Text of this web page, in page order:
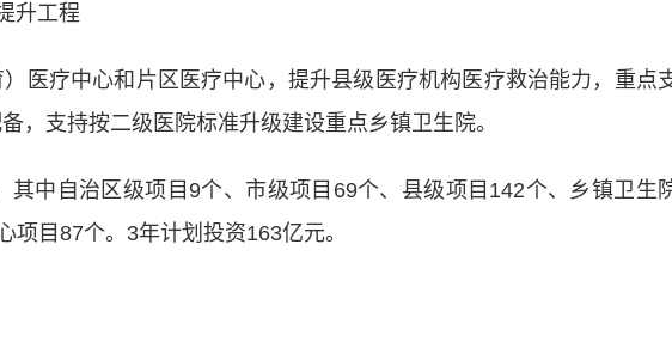
升工程
疗中心和片区医疗中心，提升县级医疗机构医疗救治能力，重点
，支持按二级医院标准升级建设重点乡镇卫生院。
中自治区级项目9个、市级项目69个、县级项目142个、乡镇卫生
项目87个。3年计划投资163亿元。